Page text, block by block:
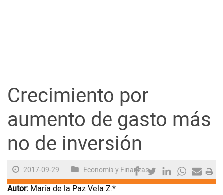
Sociedad
Trending
Ciencia y Tecnología
Crecimiento por
aumento de gasto más
no de inversión
2017-09-29 Economía y Finanzas
Autor: María de la Paz Vela Z.*